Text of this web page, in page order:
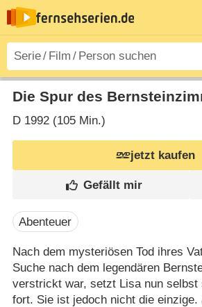
Die Spur des
D1992 (105 Min.)
jetzt kaufen
Abenteuer
Nach dem mysteriösen Tod ihres
Suche nach dem legendären
verstrickt war, setzt Lisa nun selbst
fort. Sie ist jedoch nicht die einzige.